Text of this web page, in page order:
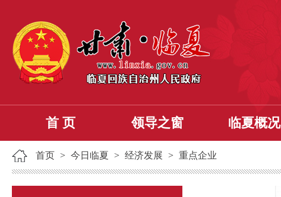
首 页 领导之窗 临夏概况
首页 > 今日临夏 > 经济发展 > 重点企业